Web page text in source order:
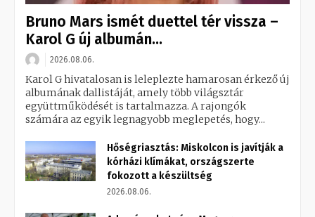
Bruno Mars ismét duettel tér vissza –
Karol G új albumán...
2026.08.06.
Karol G hivatalosan is leleplezte hamarosan érkező új
albumának dallistáját, amely több világsztár
együttműködését is tartalmazza. A rajongók
számára az egyik legnagyobb meglepetés, hogy...
Hőségriasztás: Miskolcon is javítják a
kórházi klímákat, országszerte
fokozott a készültség
2026.08.06.